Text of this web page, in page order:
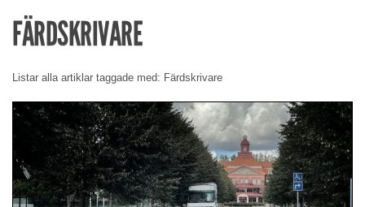
FÄRDSKRIVARE
Listar alla artiklar taggade med: Färdskrivare